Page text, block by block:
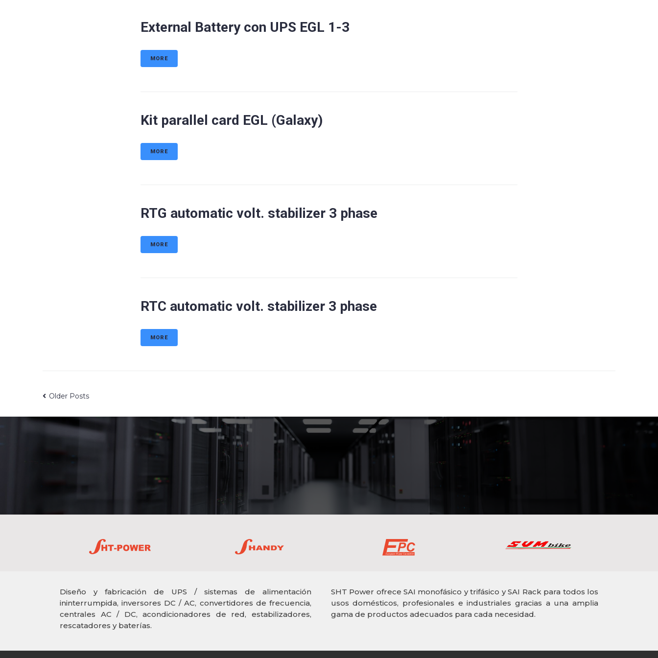
External Battery con UPS EGL 1-3
MORE
Kit parallel card EGL (Galaxy)
MORE
RTG automatic volt. stabilizer 3 phase
MORE
RTC automatic volt. stabilizer 3 phase
MORE
Older Posts
Diseño y fabricación de UPS / sistemas de alimentación
ininterrumpida, inversores DC / AC, convertidores de frecuencia,
centrales AC / DC, acondicionadores de red, estabilizadores,
rescatadores y baterías.
SHT Power ofrece SAI monofásico y trifásico y SAI Rack para todos los
usos domésticos, profesionales e industriales gracias a una amplia
gama de productos adecuados para cada necesidad.